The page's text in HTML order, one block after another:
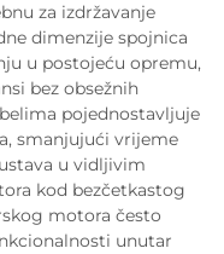
za izdržavanje
dimenzije spojnica
u postojeću opremu,
bez obsežnih
pojednostavljuje
smanjujući vrijeme
u vidljivim
kod bezčetkastog
motora često
unutar